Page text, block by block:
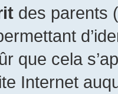
des parents
que cela
Internet